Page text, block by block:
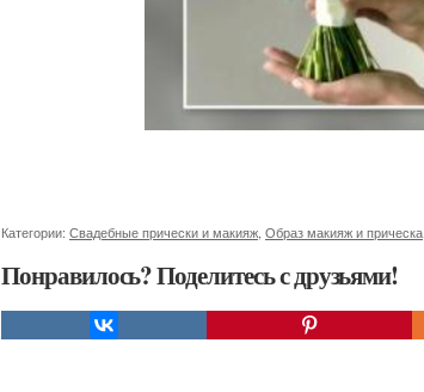
Категории: Свадебные прически и макияж Образ макияж и прическа
Понравилось? Поделитесь с друзьями!